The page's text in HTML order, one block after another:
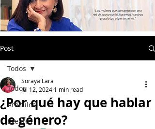
Post
Todos
Artículos
Eventos
Todos
¿Por qué hay que hablar
de género?
Soraya Lara
Jul 12, 2024 1 min read